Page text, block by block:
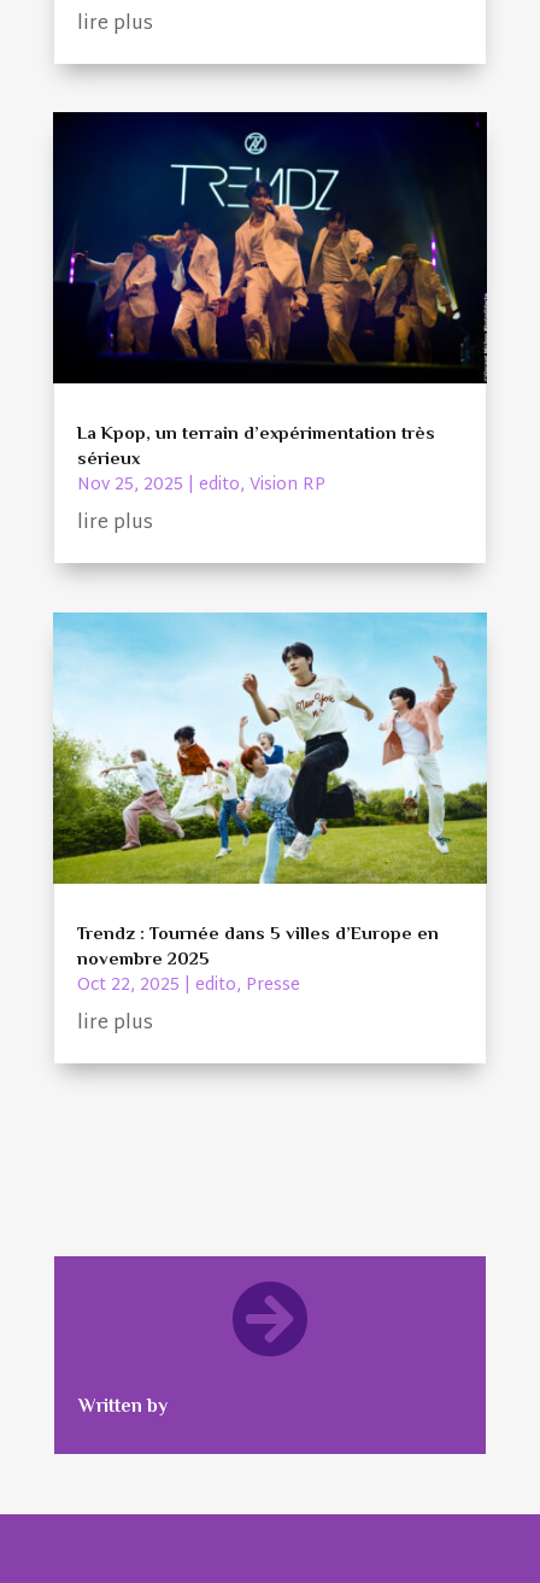
lire plus
La Kpop, un terrain d’expérimentation très
sérieux
Nov 25, 2025 | edito, Vision RP
lire plus
Trendz : Tournée dans 5 villes d’Europe en
novembre 2025
Oct 22, 2025 | edito, Presse
lire plus

Written by